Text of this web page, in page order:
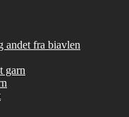
andet fra biavlen
garn